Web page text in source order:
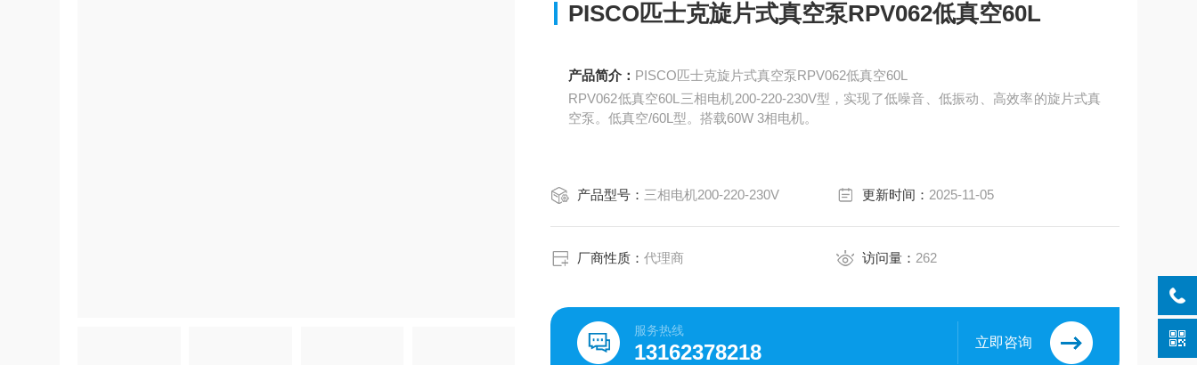
PISCO匹士克旋片式真空泵RPV062低真空60L
产品简介： PISCO匹士克旋片式真空泵RPV062低真空60L
RPV062低真空60L三相电机200-220-230V型，实现了低噪音、低振动、高效率的旋片式真
空泵。低真空/60L型。搭载60W 3相电机。
产品型号： 三相电机200-220-230V 更新时间： 2025-11-05
厂商性质：代理商 访问量： 262
服务热线
13162378218 立即咨询